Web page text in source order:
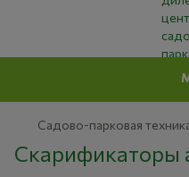
Садово-парковая
Скарификаторы